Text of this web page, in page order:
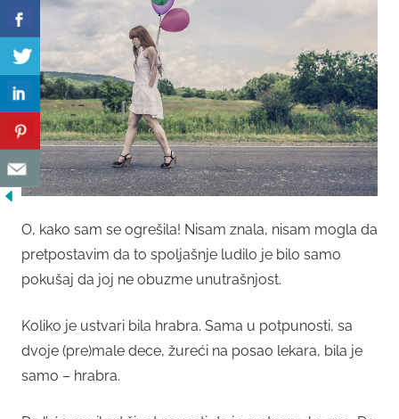
O, kako sam se ogrešila! Nisam znala, nisam mogla da
pretpostavim da to spoljašnje ludilo je bilo samo
pokušaj da joj ne obuzme unutrašnjost.
Koliko je ustvari bila hrabra. Sama u potpunosti, sa
dvoje (pre)male dece, žureći na posao lekara, bila je
samo – hrabra.